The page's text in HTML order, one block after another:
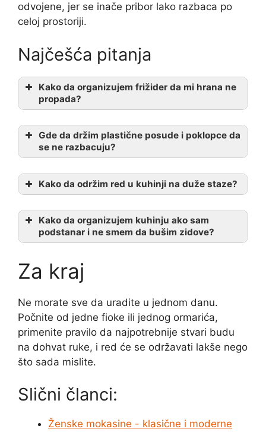
odvojene, jer se inače pribor lako razbaca po
celoj prostoriji.
Najčešća pitanja
Kako da organizujem frižider da mi hrana ne
propada?
Gde da držim plastične posude i poklopce da
se ne razbacuju?
Kako da održim red u kuhinji na duže staze?
Kako da organizujem kuhinju ako sam
podstanar i ne smem da bušim zidove?
Za kraj
Ne morate sve da uradite u jednom danu.
Počnite od jedne fioke ili jednog ormarića,
primenite pravilo da najpotrebnije stvari budu
na dohvat ruke, i red će se održavati lakše nego
što sada mislite.
Slični članci:
Ženske mokasine - klasične i moderne